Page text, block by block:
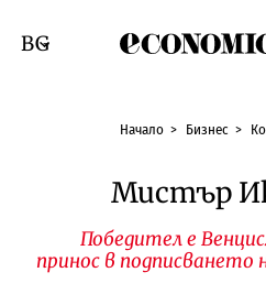
Смяна на език
Начало Бизнес
Мистър
Победител е
принос в подписването